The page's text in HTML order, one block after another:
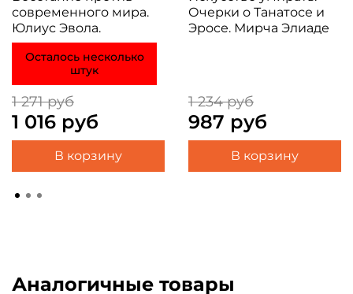
современного мира.
Юлиус Эвола.
Осталось несколько
штук
1 271 руб
1 016 руб
В корзину
Очерки о Танатосе и
Эросе. Мирча Элиаде
1 234 руб
987 руб
В корзину
Аналогичные товары